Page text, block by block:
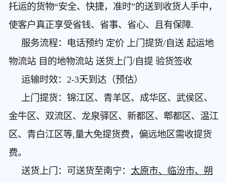
托运的货物“安全、快捷，准时”的送到收货人手中，
使客户真正享受省钱、省事、省心、且有保障.
服务流程：电话预约 定价 上门提货/自送 起运地
物流站 目的地物流站 送货上门/自提 验货签收
运输时效：2-3天到达（预估）
上门提货：锦江区、青羊区、成华区、武侯区、
金牛区、双流区、龙泉驿区、新都区、郫都区、温江
区、青白江区等,量大免提货费，偏远地区需收提货
费。
送货上门：可送货至南宁： 太原市、临汾市、朔